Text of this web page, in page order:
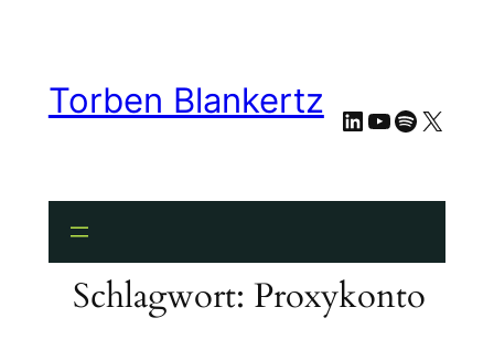
springenTorben Blankertz LinkedIn
YouTube
Spotify
X
Schlagwort:Proxykonto